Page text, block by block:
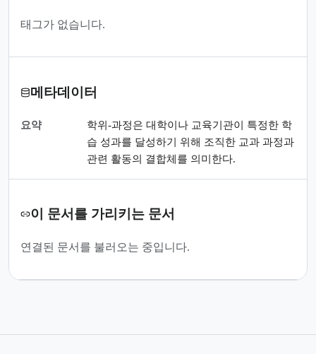
태그가 없습니다.
메타데이터
요약
학위-과정은 대학이나 교육기관이 특정한 학
습 성과를 달성하기 위해 조직한 교과 과정과
관련 활동의 결합체를 의미한다.
이 문서를 가리키는 문서
연결된 문서를 불러오는 중입니다.